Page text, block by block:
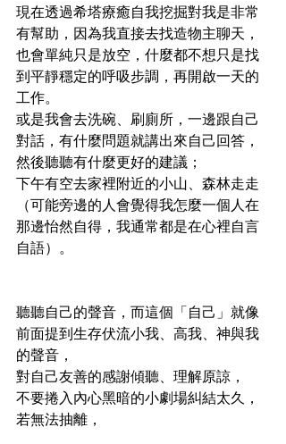
現在透過希塔療癒自我挖掘對我是非常
有幫助，因為我直接去找造物主聊天，
也會單純只是放空，什麼都不想只是找
到平靜穩定的呼吸步調，再開啟一天的
工作。
或是我會去洗碗、刷廁所，一邊跟自己
對話，有什麼問題就講出來自己回答，
然後聽聽有什麼更好的建議；
下午有空去家裡附近的小山、森林走走
（可能旁邊的人會覺得我怎麼一個人在
那邊怡然自得，我通常都是在心裡自言
自語）。
聽聽自己的聲音，而這個「自己」就像
前面提到生存伏流小我、高我、神與我
的聲音，
對自己友善的感謝傾聽、理解原諒，
不要捲入內心黑暗的小劇場糾結太久，
若無法抽離，